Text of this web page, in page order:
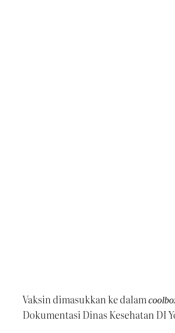
Vaksin dimasukkan ke dalam
Dokumentasi Dinas Kesehatan DI